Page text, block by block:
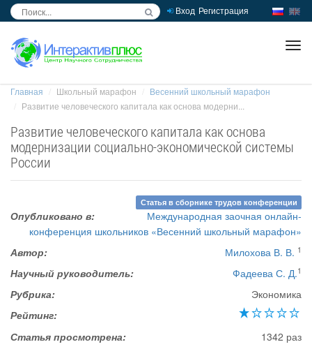
Вход Регистрация
Главная Школьный марафон
Весенний школьный марафон
Развитие человеческого капитала как основа модерни...
Развитие человеческого капитала как основа
модернизации социально-экономической системы
России
Статья в сборнике трудов конференции
Опубликовано в:
Международная заочная онлайн-
конференция школьников «Весенний школьный марафон»
Автор:
Милохова В. В. 1
Научный руководитель: Фадеева С. Д.1
Рубрика:
Экономика
Рейтинг:
Статья просмотрена:
1342 раз